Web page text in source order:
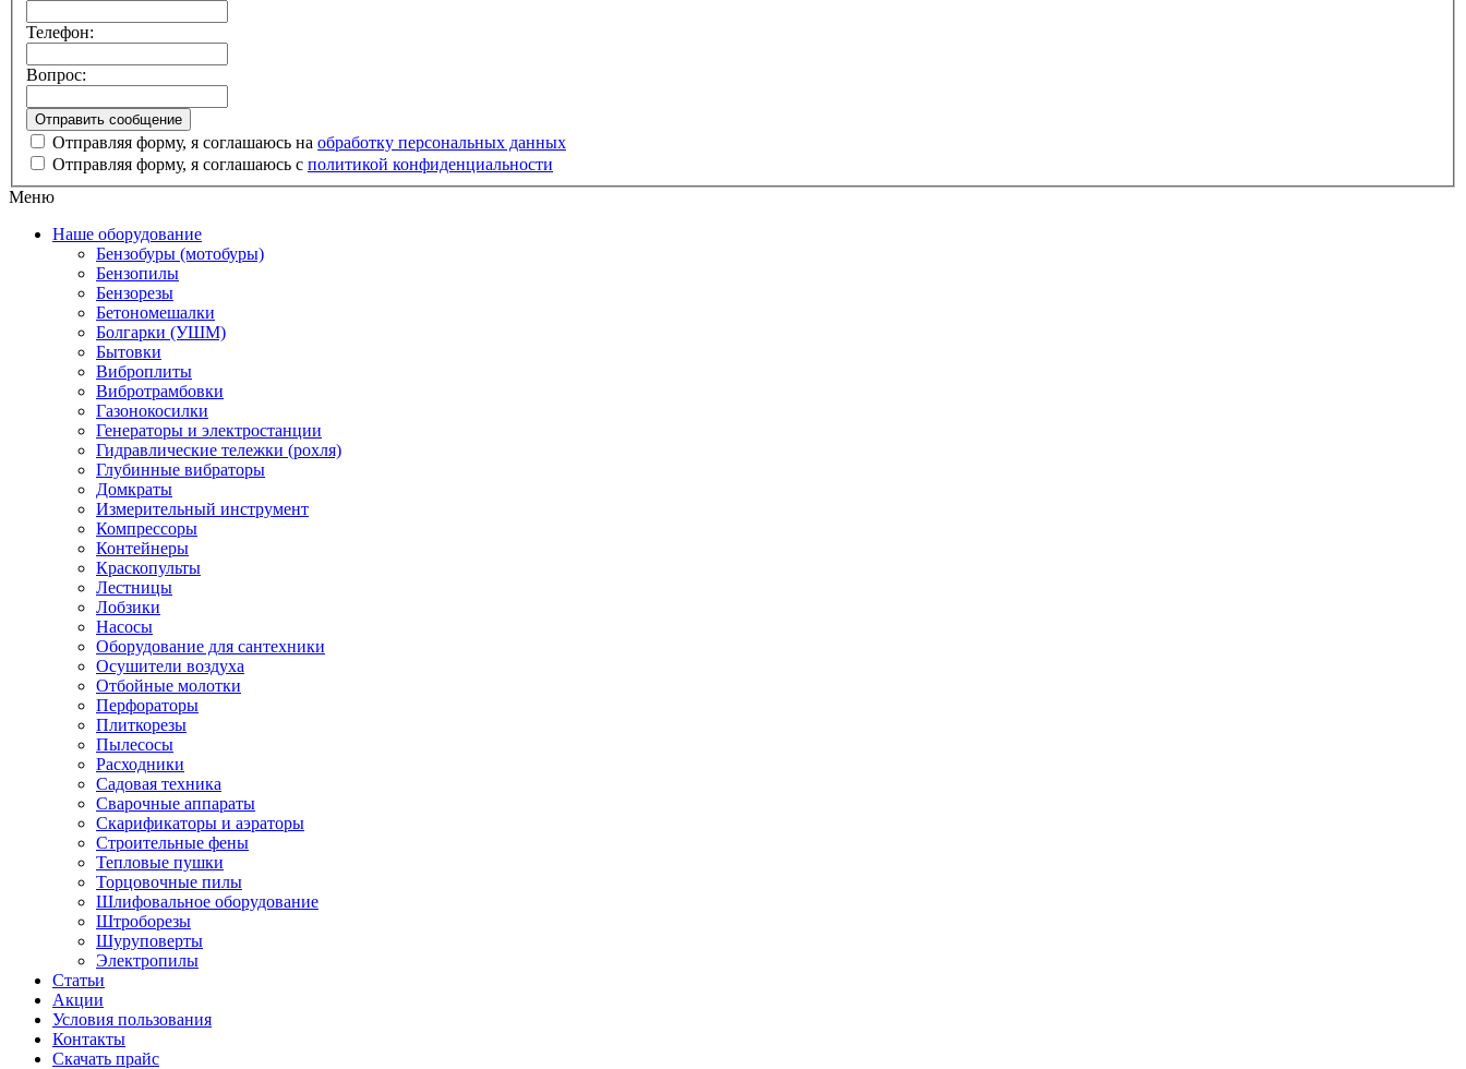
Телефон:
Вопрос:
Отправляя форму, я соглашаюсь на обработку персональных данных
Отправляя форму, я соглашаюсь с политикой конфиденциальности
Меню
Наше оборудование
Бензобуры (мотобуры)
Бензопилы
Бензорезы
Бетономешалки
Болгарки (УШМ)
Бытовки
Виброплиты
Вибротрамбовки
Газонокосилки
Генераторы и электростанции
Гидравлические тележки (рохля)
Глубинные вибраторы
Домкраты
Измерительный инструмент
Компрессоры
Контейнеры
Краскопульты
Лестницы
Лобзики
Насосы
Оборудование для сантехники
Осушители воздуха
Отбойные молотки
Перфораторы
Плиткорезы
Пылесосы
Расходники
Садовая техника
Сварочные аппараты
Скарификаторы и аэраторы
Строительные фены
Тепловые пушки
Торцовочные пилы
Шлифовальное оборудование
Штроборезы
Шуруповерты
Электропилы
Статьи
Акции
Условия пользования
Контакты
Скачать прайс